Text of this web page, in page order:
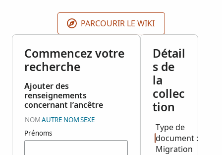
PARCOURIR LE WIKI
Commencez votre
recherche
Ajouter des
renseignements
concernant l’ancêtre
NOMAUTRE NOMSEXE
Prénoms
Détail
s de
la
collec
tion
Type de
document :
Migration